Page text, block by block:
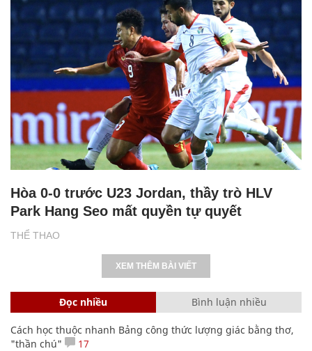
THỂ THAO
Hòa 0-0 trước U23 Jordan, thầy trò HLV
Park Hang Seo mất quyền tự quyết
XEM THÊM BÀI VIẾT
Đọc nhiều Bình luận nhiều
Cách học thuộc nhanh Bảng công thức lượng giác bằng thơ,
"thần chú"
17